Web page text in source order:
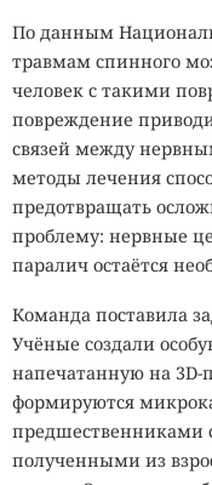
По данным
травмам спинного
человек с такими
повреждение
связей между
методы лечения
предотвращать
проблему: нервные
паралич остаётся
Команда поставила
Учёные создали
напечатанную на 3D-
формируются
предшественниками
полученными из